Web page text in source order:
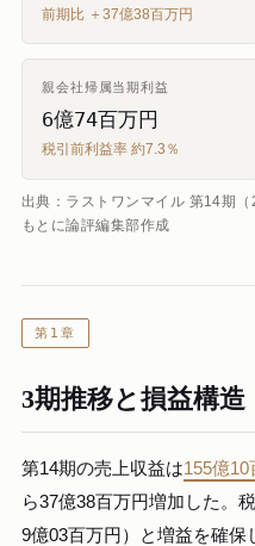
前期比 ＋37億38百万円
親会社帰属当期利益
6億74百万円
税引前利益率 約7.3％
出典：ラストワンマイル 第14期
もとに論評編集部作成
第1章
3期推移と損益構造
第14期の売上収益は155億10
ら37億38百万円増加した。
9億03百万円）と増益を確保